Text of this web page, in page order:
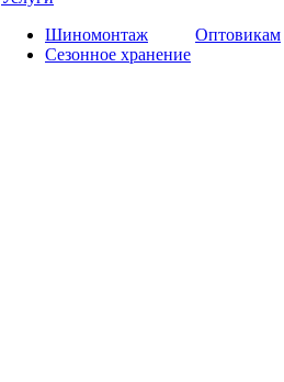
Шиномонтаж
Сезонное хранение
Оптовикам